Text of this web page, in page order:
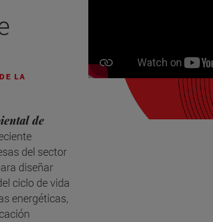
LA
de
del sector
diseñar
ciclo de vida
energéticas,